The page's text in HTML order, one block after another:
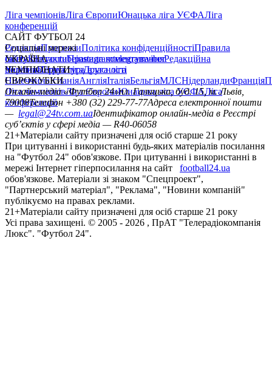
Ліга чемпіонівЛіга ЄвропиЮнацька ліга УЄФАЛіга
конференцій
САЙТ ФУТБОЛ 24
РедакціяПрогнозиПолітика конфіденційностіПравила
сайтуКонтактиПравила коментуванняРедакційна
політикаСтруктура власності
Соціальні мережі
facebookxyoutubeinstagramtelegramviber
УКРАЇНА
УкраїнаПерша лігаДруга ліга
ЧЕМПІОНАТИ
НімеччинаІспаніяАнгліяІталіяБельгіяМЛСНідерландиФранція
ЄВРОКУБКИ
Ліга чемпіонівЛіга ЄвропиЮнацька ліга УЄФАЛіга
конференцій
Онлайн-медіа «Футбол 24»пл. Галицька, буд. 15, м. Львів,
79008Телефон +380 (32) 229-77-77Адреса електронної пошти
— legal@24tv.com.uaІдентифікатор онлайн-медіа в Реєстрі
суб’єктів у сфері медіа — R40-06058
21+Матеріали сайту призначені для осіб старше 21 року
При цитуванні і використанні будь-яких матеріалів посилання
на "Футбол 24" обов'язкове. При цитуванні і використанні в
мережі Інтернет гіперпосилання на сайт
football24.ua
обов'язкове. Матеріали зі знаком "Спецпроект",
"Партнерський матеріал", "Реклама", "Новини компаній"
публікуємо на правах реклами.
21+Матеріали сайту призначені для осіб старше 21 року
Усi права захищенi. © 2005 - 2026 , ПрАТ "Телерадіокомпанія
Люкс". "Футбол 24".